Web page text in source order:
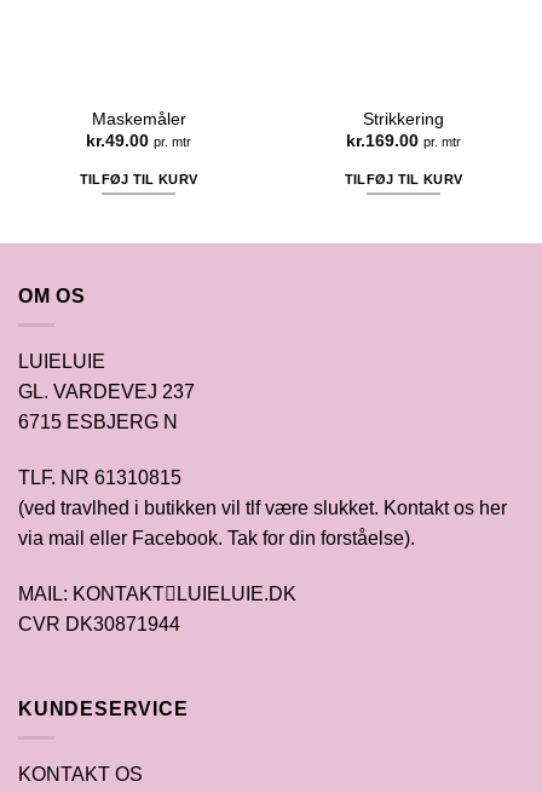
Maskemåler
kr.49.00 pr. mtr
TILFØJ TIL KURV
Strikkering
kr.169.00 pr. mtr
TILFØJ TIL KURV
OM OS
LUIELUIE
GL. VARDEVEJ 237
6715 ESBJERG N
TLF. NR 61310815
(ved travlhed i butikken vil tlf være slukket. Kontakt os her
via mail eller Facebook. Tak for din forståelse).
MAIL: KONTAKTLUIELUIE.DK
CVR DK30871944
KUNDESERVICE
KONTAKT OS